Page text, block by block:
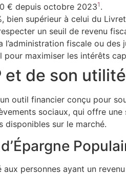
€ depuis octobre 20231 .
bien supérieur à celui du
un seuil de revenu
l’administration fiscale ou des
maximiser les intérêts
et de son utilité
outil financier conçu pour
sociaux, qui offre
sur le marché.
aux personnes ayant un